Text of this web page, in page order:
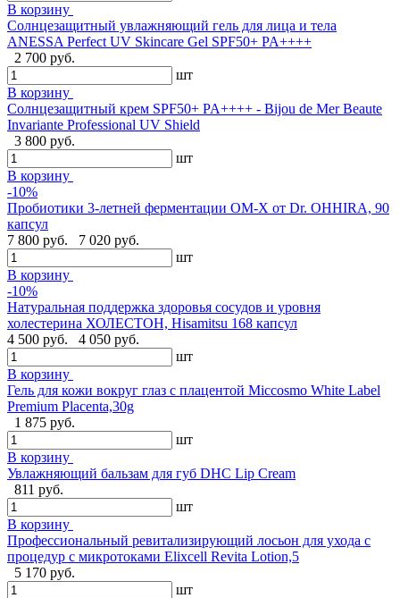
В корзину
Солнцезащитный увлажняющий гель для лица и тела
ANESSA Perfect UV Skincare Gel SPF50+ PA++++
2 700 руб.
шт
В корзину
Cолнцезащитный крем SPF50+ PA++++ - Bijou de Mer Beaute
Invariante Professional UV Shield
3 800 руб.
шт
В корзину
-10%
Пробиотики 3-летней ферментации OM-X от Dr. OHHIRA, 90
капсул
7 800 руб.
7 020 руб.
шт
В корзину
-10%
Натуральная поддержка здоровья сосудов и уровня
холестерина ХОЛЕСТОН, Hisamitsu 168 капсул
4 500 руб.
4 050 руб.
шт
В корзину
Гель для кожи вокруг глаз с плацентой Miccosmo White Label
Premium Placenta,30g
1 875 руб.
шт
В корзину
Увлажняющий бальзам для губ DHC Lip Cream
811 руб.
шт
В корзину
Профессиональный ревитализирующий лосьон для ухода с
процедур с микротоками Elixcell Revita Lotion,5
5 170 руб.
шт